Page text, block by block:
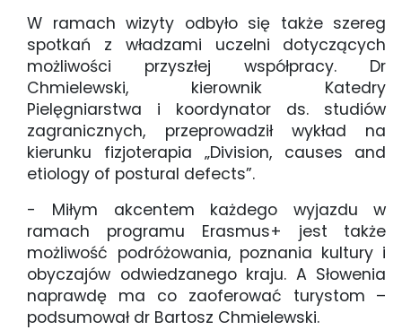
W ramach wizyty odbyło się także szereg
spotkań z władzami uczelni dotyczących
możliwości przyszłej współpracy. Dr
Chmielewski, kierownik Katedry
Pielęgniarstwa i koordynator ds. studiów
zagranicznych, przeprowadził wykład na
kierunku fizjoterapia „Division, causes and
etiology of postural defects”.
- Miłym akcentem każdego wyjazdu w
ramach programu Erasmus+ jest także
możliwość podróżowania, poznania kultury i
obyczajów odwiedzanego kraju. A Słowenia
naprawdę ma co zaoferować turystom –
podsumował dr Bartosz Chmielewski.